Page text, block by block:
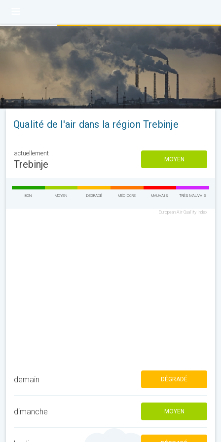
Qualité de l'air dans la région Trebinje
actuellement
Trebinje MOYEN
BON MOYEN DÉGRADÉ MÉDIOCRE MAUVAIS TRÈS MAUVAIS
European Air Quality Index
demain DÉGRADÉ
dimanche MOYEN